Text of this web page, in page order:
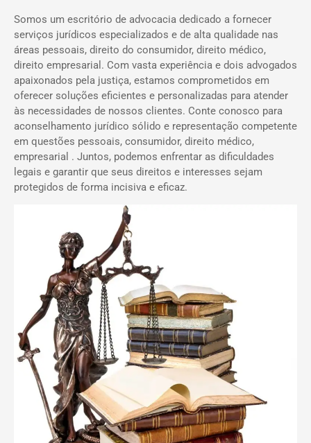
Somos um escritório de advocacia dedicado a fornecer
serviços jurídicos especializados e de alta qualidade nas
áreas pessoais, direito do consumidor, direito médico,
direito empresarial. Com vasta experiência e dois advogados
apaixonados pela justiça, estamos comprometidos em
oferecer soluções eficientes e personalizadas para atender
às necessidades de nossos clientes. Conte conosco para
aconselhamento jurídico sólido e representação competente
em questões pessoais, consumidor, direito médico,
empresarial . Juntos, podemos enfrentar as dificuldades
legais e garantir que seus direitos e interesses sejam
protegidos de forma incisiva e eficaz.